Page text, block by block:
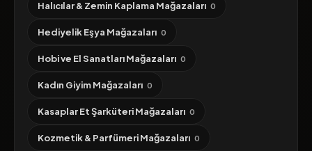
Halıcılar & Zemin Kaplama Mağazaları 0
Hediyelik Eşya Mağazaları 0
Hobi ve El Sanatları Mağazaları 0
Kadın Giyim Mağazaları 0
Kasaplar Et Şarküteri Mağazaları 0
Kozmetik & Parfümeri Mağazaları 0